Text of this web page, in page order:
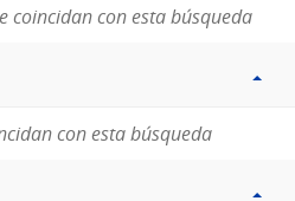
coincidan con esta búsqueda
con esta búsqueda